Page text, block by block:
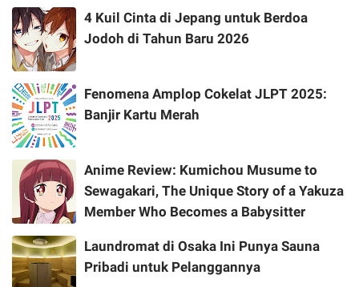
4 Kuil Cinta di Jepang untuk Berdoa
Jodoh di Tahun Baru 2026
Fenomena Amplop Cokelat JLPT 2025:
Banjir Kartu Merah
Anime Review: Kumichou Musume to
Sewagakari, The Unique Story of a Yakuza
Member Who Becomes a Babysitter
Laundromat di Osaka Ini Punya Sauna
Pribadi untuk Pelanggannya